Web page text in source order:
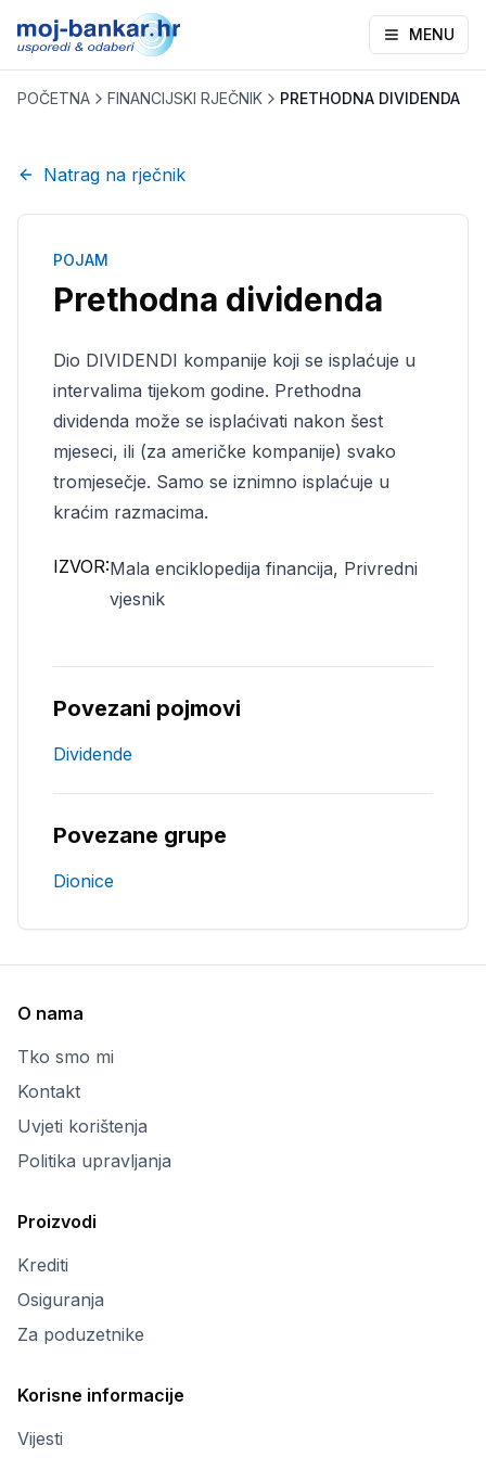
MENU
POČETNA FINANCIJSKI RJEČNIK PRETHODNA DIVIDENDA
Natrag na rječnik
POJAM
Prethodna dividenda
Dio DIVIDENDI kompanije koji se isplaćuje u
intervalima tijekom godine. Prethodna
dividenda može se isplaćivati nakon šest
mjeseci, ili (za američke kompanije) svako
tromjesečje. Samo se iznimno isplaćuje u
kraćim razmacima.
IZVOR:Mala enciklopedija financija, Privredni
vjesnik
Povezani pojmovi
Dividende
Povezane grupe
Dionice
O nama
Tko smo mi
Kontakt
Uvjeti korištenja
Politika upravljanja
Proizvodi
Krediti
Osiguranja
Za poduzetnike
Korisne informacije
Vijesti